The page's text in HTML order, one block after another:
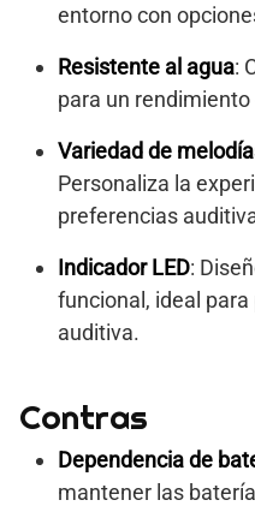
entorno con
Resistente al agua:
para un
Variedad de
Personaliza la
preferencias
Indicador LED:
funcional, ideal
auditiva.
Contras
Dependencia de
mantener las